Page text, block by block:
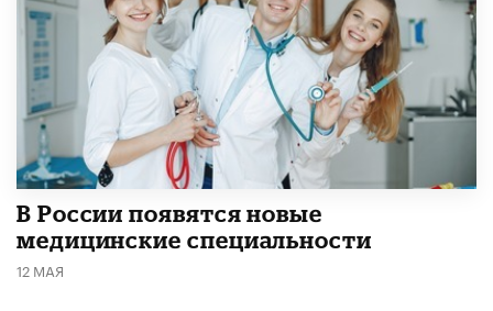
В России появятся новые
медицинские специальности
12 МАЯ